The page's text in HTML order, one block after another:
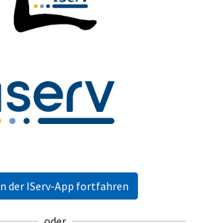
der IServ-App fortfahren